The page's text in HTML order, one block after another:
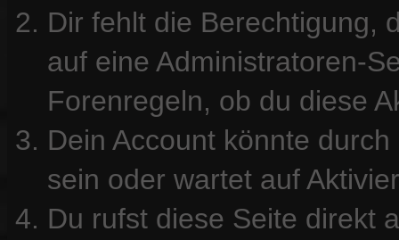
Dir fehlt die Berechtigung,
auf eine Administratoren-
Forenregeln, ob du diese
Dein Account könnte
sein oder wartet auf
Du rufst diese Seite direkt